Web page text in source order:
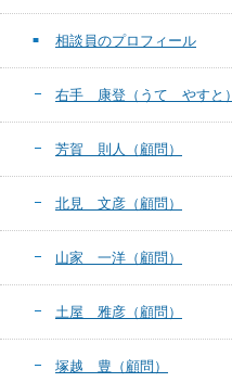
相談員のプロフィール
右手 康登（うて やすと）
芳賀 則人（顧問）
北見 文彦（顧問）
山家 一洋（顧問）
土屋 雅彦（顧問）
塚越 豊（顧問）